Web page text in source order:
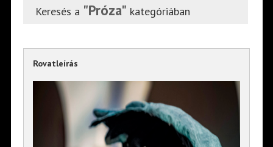
Keresés a "Próza" kategóriában
Rovatleírás